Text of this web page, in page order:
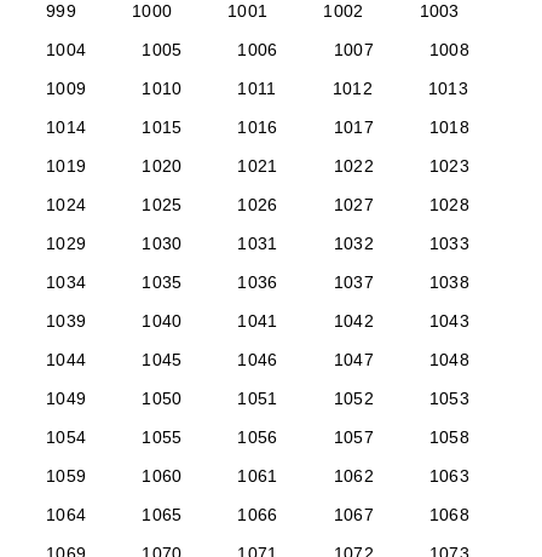
999
1000 1001 1002
1003
1004
1005 1006 1007
1008
1009
1010 1011 1012
1013
1014
1015 1016 1017
1018
1019
1020 1021 1022
1023
1024
1025 1026 1027
1028
1029
1030 1031 1032
1033
1034
1035 1036 1037
1038
1039
1040 1041 1042
1043
1044
1045 1046 1047
1048
1049
1050 1051 1052
1053
1054
1055 1056 1057
1058
1059
1060 1061 1062
1063
1064
1065 1066 1067
1068